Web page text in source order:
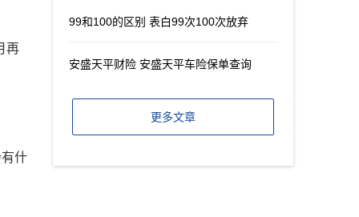
再
什
99和100的区别 表白99次100次放弃
安盛天平财险 安盛天平车险保单查询
更多文章